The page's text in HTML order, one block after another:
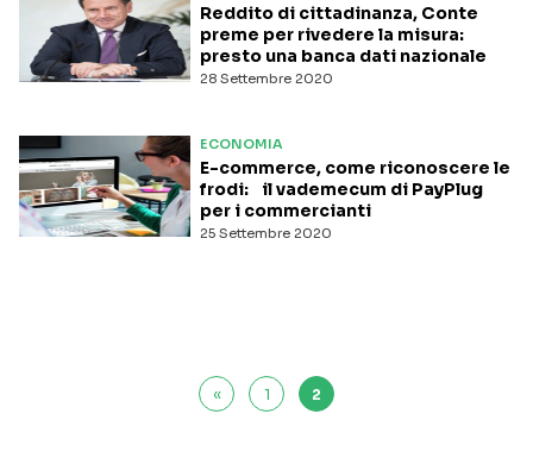
28 Settembre 2020
Reddito di cittadinanza, Conte
preme per rivedere la misura:
presto una banca dati nazionale
ECONOMIA
25 Settembre 2020
E-commerce, come riconoscere le
frodi: il vademecum di PayPlug
per i commercianti
« 1 2